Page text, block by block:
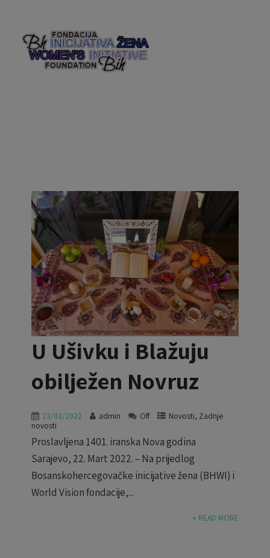
U Ušivku i Blažuju
obilježen Novruz
23/03/2022 admin Off Novosti, Zadnje
novosti
Proslavljena 1401. iranska Nova godina
Sarajevo, 22. Mart 2022. – Na prijedlog
Bosanskohercegovačke inicijative žena (BHWI) i
World Vision fondacije,...
+ READ MORE